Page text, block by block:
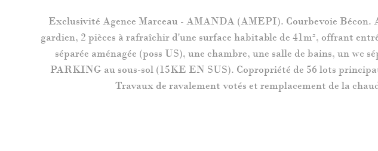
Exclusivité Agence Marceau - AMANDA (AMEPI). Courbevoie Bécon.
gardien, 2 pièces à rafraîchir d'une surface habitable de 41m², offrant
séparée aménagée (poss US), une chambre, une salle de bains, un
PARKING au sous-sol (15KE EN SUS). Copropriété de 56 lots
Travaux de ravalement votés et remplacement de la